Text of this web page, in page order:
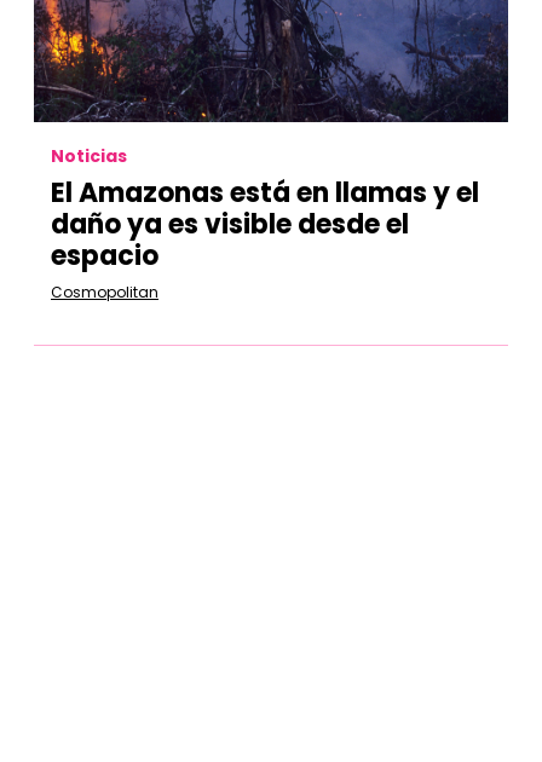
Noticias
El Amazonas está en llamas y el
daño ya es visible desde el
espacio
Cosmopolitan